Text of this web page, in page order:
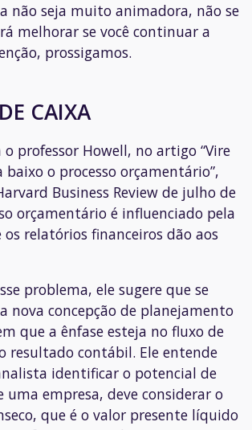
não seja muito animadora, não se
melhorar se você continuar a
prossigamos.
CAIXA
o professor Howell, no artigo “Vire
baixo o processo orçamentário”,
Business Review de julho de
orçamentário é influenciado pela
relatórios financeiros dão aos
problema, ele sugere que se
nova concepção de planejamento
que a ênfase esteja no fluxo de
resultado contábil. Ele entende
identificar o potencial de
uma empresa, deve considerar o
que é o valor presente líquido